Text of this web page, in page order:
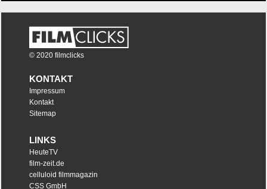
© 2020 filmclicks
KONTAKT
Impressum
Kontakt
Sitemap
LINKS
HeuteTV
film-zeit.de
celluloid filmmagazin
CSS GmbH